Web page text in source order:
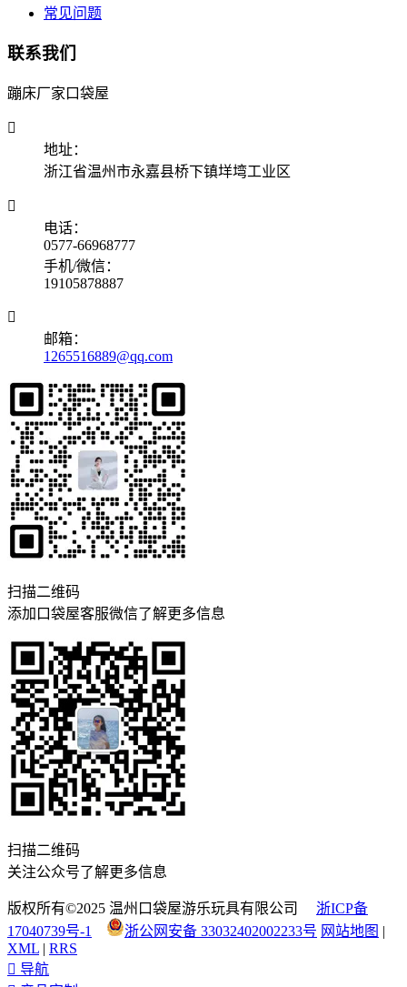
常见问题
联系我们
蹦床厂家口袋屋

地址：
浙江省温州市永嘉县桥下镇垟塆工业区

电话：
0577-66968777
手机/微信：
19105878887

邮箱：
1265516889@qq.com
扫描二维码
添加口袋屋客服微信了解更多信息
扫描二维码
关注公众号了解更多信息
版权所有©2025 温州口袋屋游乐玩具有限公司 浙ICP备
17040739号-1
浙公网安备 33032402002233号 网站地图 |
XML | RRS
 导航